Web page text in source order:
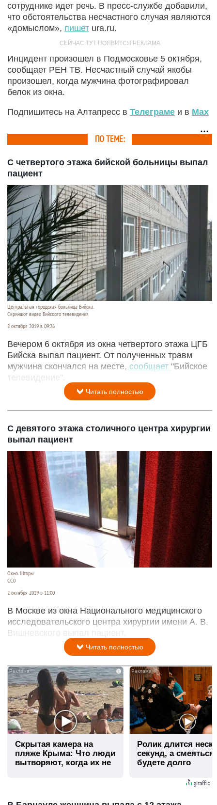
сотруднике идет речь. В пресс-службе добавили,
что обстоятельства несчастного случая являются
«домыслом», пишет ura.ru.
Инцидент произошел в Подмосковье 5 октября,
сообщает РЕН ТВ. Несчастный случай якобы
произошел, когда мужчина фотографировал
белок из окна.
Подпишитесь на Алтапресс в Телеграме и в Max
ПО ТЕМЕ:
С четвертого этажа бийской больницы выпал
пациент
Центральная городская больница Бийска.
Скриншот видео Бийского телевидения
8 октября 2019 в 09:26
Вечером 6 октября из окна четвертого этажа ЦГБ
Бийска выпал пациент. От полученных травм
мужчина скончался на месте, сообщает "Бийское
телевидение".
Читать полностью
С девятого этажа столичного центра хирургии
выпал пациент
Окно. Шторы.
СС0
2 октября 2019 в 11:00
В Москве из окна Национального медицинского
исследовательского центра хирургии имени А. В.
Вишневского выпал пациент.
Читать полностью
i
Скрытая камера на
пляже Крыма: Что люди
вытворяют, когда их не
Ролик длится
секунд, а
будете долго